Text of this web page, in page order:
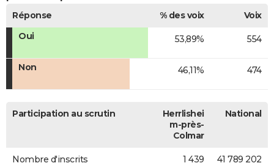
Réponse % des voix
Voix
Oui
53,89% 554
Non 46,11% 474
Participation au scrutin
Herrlishei
m-près-
Colmar
National
Nombre d'inscrits 1 439 41 789 202